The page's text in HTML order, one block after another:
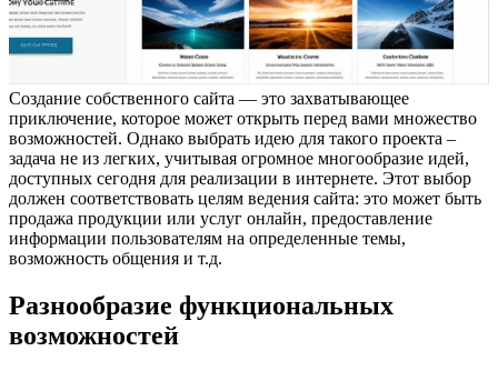
Создание собственного сайта — это захватывающее
приключение, которое может открыть перед вами множество
возможностей. Однако выбрать идею для такого проекта –
задача не из легких, учитывая огромное многообразие идей,
доступных сегодня для реализации в интернете. Этот выбор
должен соответствовать целям ведения сайта: это может быть
продажа продукции или услуг онлайн, предоставление
информации пользователям на определенные темы,
возможность общения и т.д.
Разнообразие функциональных
возможностей